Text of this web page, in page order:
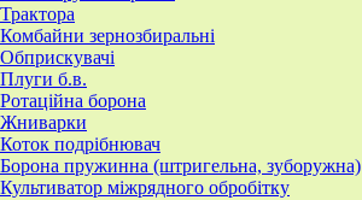
Трактора
Комбайни зернозбиральні
Обприскувачі
Плуги б.в.
Ротаційна борона
Жниварки
Коток подрібнювач
Борона пружинна (штригельна, зуборужна)
​Культиватор міжрядного обробітку